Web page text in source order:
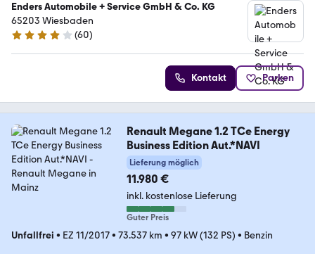
Enders Automobile + Service GmbH & Co. KG
65203 Wiesbaden
3.8 Sterne
(60)
Kontakt Parken
Renault Megane 1.2 TCe Energy
Business Edition Aut.*NAVI
Lieferung möglich
11.980 €
inkl. kostenlose Lieferung
Guter Preis
Unfallfrei • EZ 11/2017• 73.537 km • 97 kW (132 PS) • Benzin